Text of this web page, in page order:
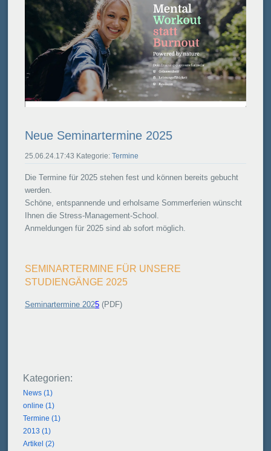
Neue Seminartermine 2025
25.06.24.17:43 Kategorie:Termine
Die Termine für 2025 stehen fest und können bereits gebucht
werden.
Schöne, entspannende und erholsame Sommerferien wünscht
Ihnen die Stress-Management-School.
Anmeldungen für 2025 sind ab sofort möglich.
SEMINARTERMINE FÜR UNSERE
STUDIENGÄNGE 2025
Seminartermine 2025 (PDF)
News (1)
online (1)
Termine (1)
2013 (1)
Artikel (2)